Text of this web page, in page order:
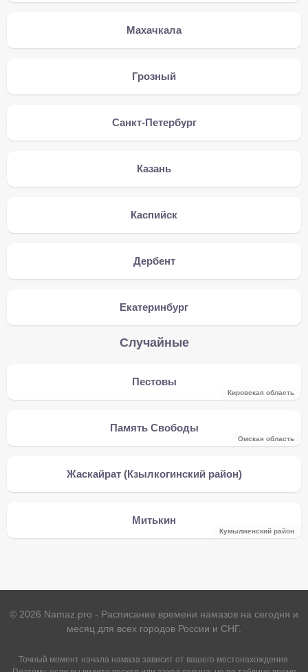
Махачкала
Грозный
Санкт-Петербург
Казань
Каспийск
Дербент
Екатеринбург
Случайные
Пестовы
Кировская область
Память Свободы
Омская область
Жаскайрат (Кзылкогинский район)
Митькин
Кумылженский район
© 2026 Namaz.pro - Расписание времени намазов на сегодня и
месяц для всех городов России и СНГ.
Точный момент начала намаза зависит от вашего местонахождения.